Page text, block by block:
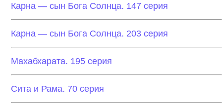
Карна — сын Бога Солнца. 147 серия
Карна — сын Бога Солнца. 203 серия
Махабхарата. 195 серия
Сита и Рама. 70 серия